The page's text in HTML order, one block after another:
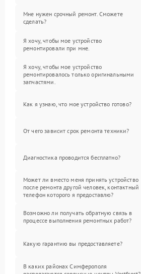
Мне нужен срочный ремонт. Сможете
сделать?
Я хочу, чтобы мое устройство
ремонтировали при мне.
Я хочу, чтобы мое устройство
ремонтировалось только оригинальными
запчастями.
Как я узнаю, что мое устройство готово?
От чего зависит срок ремонта техники?
Диагностика проводится бесплатно?
Может ли вместо меня принять устройство
после ремонта другой человек, контактный
телефон которого я предоставлю?
Возможно ли получать обратную связь в
процессе выполнения ремонтных работ?
Какую гарантию вы предоставляете?
В каких районах Симферополя